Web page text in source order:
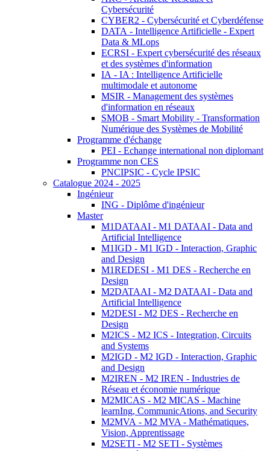
Cybersécurité
CYBER2 - Cybersécurité et Cyberdéfense
DATA - Intelligence Artificielle - Expert
Data & MLops
ECRSI - Expert cybersécurité des réseaux
et des systèmes d'information
IA - IA : Intelligence Artificielle
multimodale et autonome
MSIR - Management des systèmes
d'information en réseaux
SMOB - Smart Mobility - Transformation
Numérique des Systèmes de Mobilité
Programme d'échange
PEI - Echange international non diplomant
Programme non CES
PNCIPSIC - Cycle IPSIC
Catalogue 2024 - 2025
Ingénieur
ING - Diplôme d'ingénieur
Master
M1DATAAI - M1 DATAAI - Data and
Artificial Intelligence
M1IGD - M1 IGD - Interaction, Graphic
and Design
M1REDESI - M1 DES - Recherche en
Design
M2DATAAI - M2 DATAAI - Data and
Artificial Intelligence
M2DESI - M2 DES - Recherche en
Design
M2ICS - M2 ICS - Integration, Circuits
and Systems
M2IGD - M2 IGD - Interaction, Graphic
and Design
M2IREN - M2 IREN - Industries de
Réseau et économie numérique
M2MICAS - M2 MICAS - Machine
learnIng, CommunicAtions, and Security
M2MVA - M2 MVA - Mathématiques,
Vision, Apprentissage
M2SETI - M2 SETI - Systèmes